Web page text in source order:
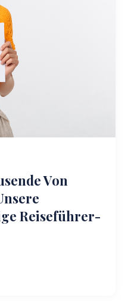
Von
Reiseführer-